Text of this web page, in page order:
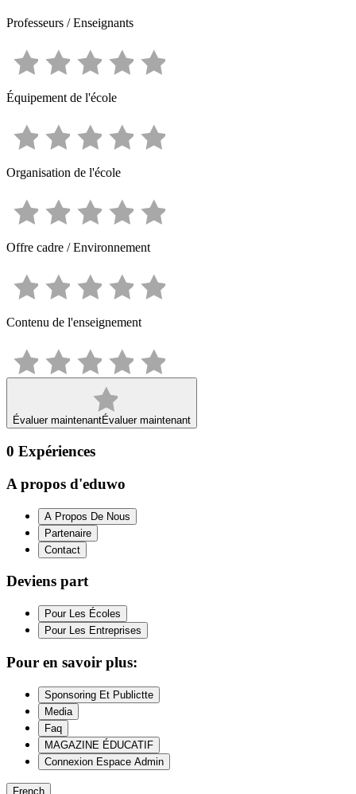
Professeurs / Enseignants
Équipement de l'école
Organisation de l'école
Offre cadre / Environnement
Contenu de l'enseignement
Évaluer maintenantÉvaluer maintenant
0 Expériences
A propos d'eduwo
A Propos De Nous
Partenaire
Contact
Deviens part
Pour Les Écoles
Pour Les Entreprises
Pour en savoir plus:
Sponsoring Et Publictte
Media
Faq
MAGAZINE ÉDUCATIF
Connexion Espace Admin
French